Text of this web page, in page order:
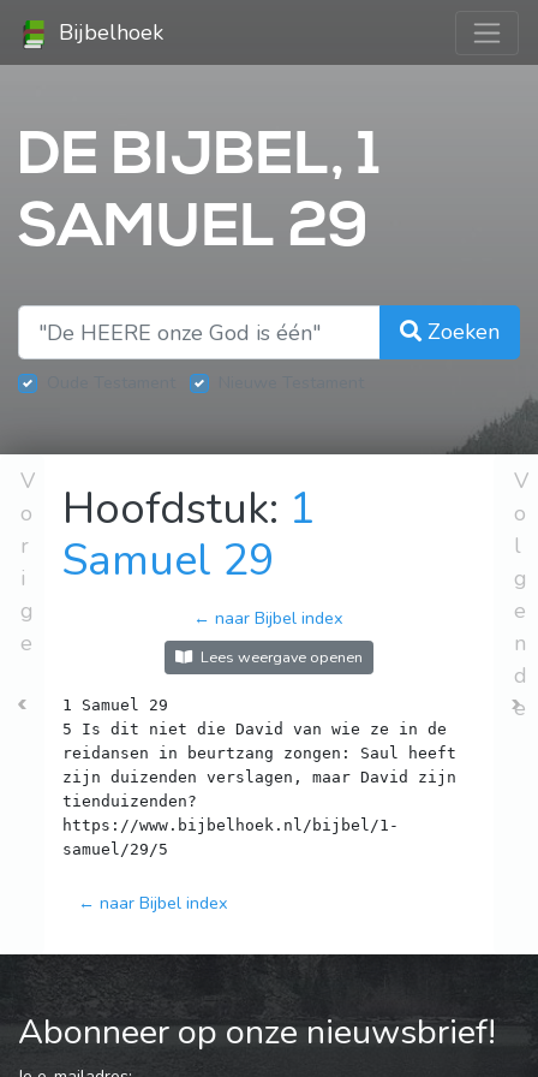
Bijbelhoek
DE BIJBEL, 1
SAMUEL 29
Zoeken
V
o
r
i
g
e
Hoofdstuk: 1
Samuel 29
← naar Bijbel index
Lees weergave openen
1 Samuel 29
5 Is dit niet die David van wie ze in de
reidansen in beurtzang zongen: Saul heeft
zijn duizenden verslagen, maar David zijn
tienduizenden?
https://www.bijbelhoek.nl/bijbel/1-
← naar Bijbel index
V
o
l
g
e
n
d
e
Abonneer op onze nieuwsbrief!